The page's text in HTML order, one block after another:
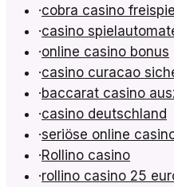
·cobra casino
·casino
·online casino bonus
·casino curacao
·baccarat casino
·casino deutschland
·seriöse online
·Rollino casino
·rollino casino 25